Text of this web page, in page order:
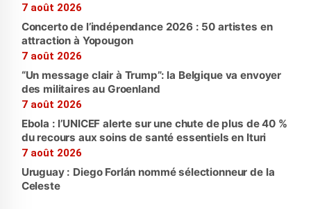
7 août 2026
Concerto de l’indépendance 2026 : 50 artistes en
attraction à Yopougon
7 août 2026
“Un message clair à Trump”: la Belgique va envoyer
des militaires au Groenland
7 août 2026
Ebola : l’UNICEF alerte sur une chute de plus de 40 %
du recours aux soins de santé essentiels en Ituri
7 août 2026
Uruguay : Diego Forlán nommé sélectionneur de la
Celeste